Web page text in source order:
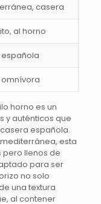
casera
al horno
española
omnívora
horno es un
y auténticos que
española.
esta
llenos de
para ser
no solo
una textura
al contener